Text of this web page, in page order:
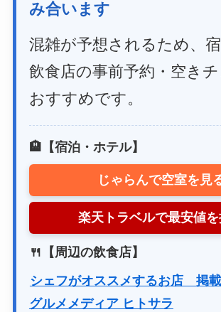
み合います
混雑が予想されるため、
飲食店の事前予約・空き
おすすめです。
🏨【宿泊・ホテル】
じゃらんで空室を見
楽天トラベルで最安値
🍴【周辺の飲食店】
シェフがオススメするお店 掲
グルメメディア ヒトサラ